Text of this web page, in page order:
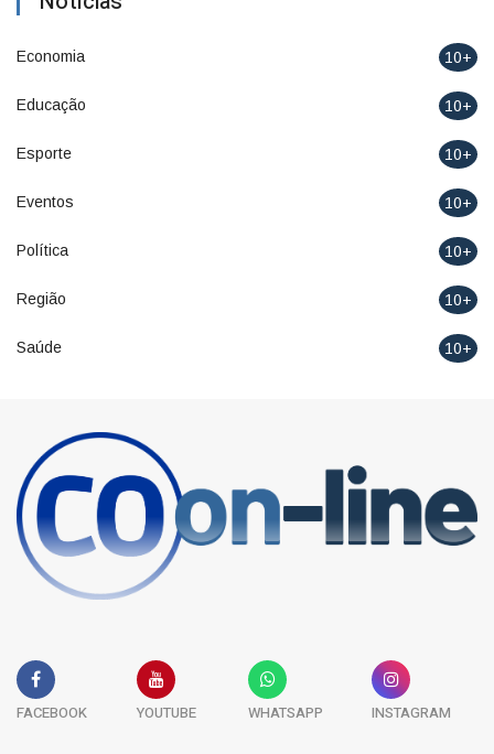
Economia 10+
Educação 10+
Esporte 10+
Eventos 10+
Política 10+
Região 10+
Saúde 10+
FACEBOOK YOUTUBE WHATSAPP INSTAGRAM